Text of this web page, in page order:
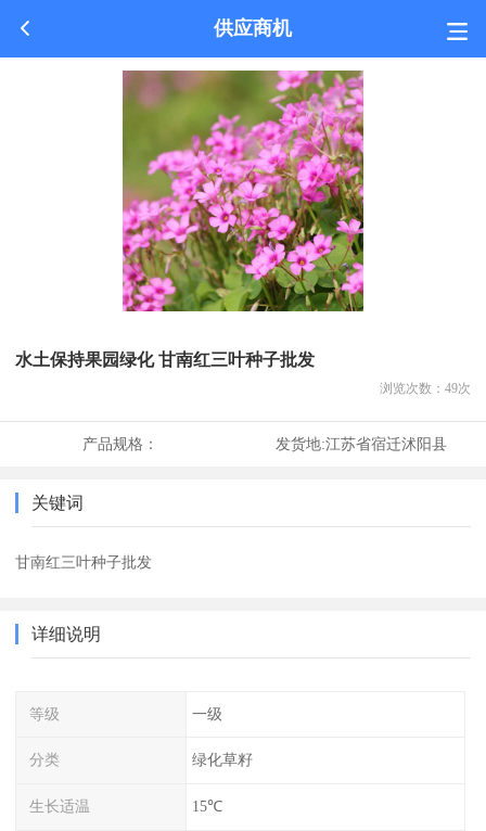
供应商机
水土保持果园绿化 甘南红三叶种子批发
浏览次数： 49次
产品规格： 发货地:江苏省宿迁沭阳县
关键词
甘南红三叶种子批发
详细说明
等级 一级
分类 绿化草籽
生长适温 15℃